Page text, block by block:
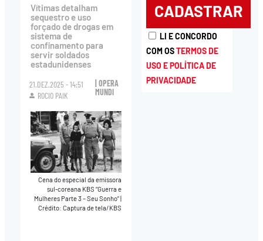
Vítimas detalham
sequestro e uso
forçado de drogas em
sistema de
confinamento para
servir soldados
estadunidenses
21.DEZ.2025 - 14:51
ROCIO PAIK
| OPERA
MUNDI
Cena do especial da emissora
sul-coreana KBS “Guerra e
Mulheres Parte 3 – Seu Sonho”|
Crédito: Captura de tela/KBS
LI E CONCORDO
COM OSTERMOS DE
USO E POLÍTICA DE
PRIVACIDADE